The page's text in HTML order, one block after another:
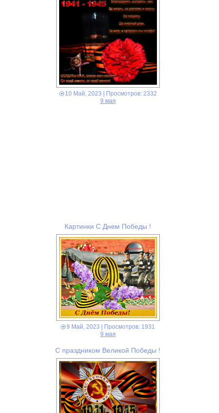
10 Май, 2023 | Просмотров: 2332
9 мая
Картинки С Днем Победы !
9 Май, 2023 | Просмотров: 1931
9 мая
С праздником Великой Победы !